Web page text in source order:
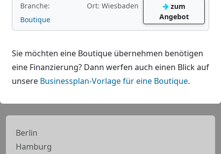
Branche:
Boutique
Ort: Wiesbaden
zum
Angebot
Sie möchten eine Boutique übernehmen benötigen
eine Finanzierung? Dann werfen auch einen Blick auf
unsere Businessplan-Vorlage für eine Boutique.
Berlin
Hamburg